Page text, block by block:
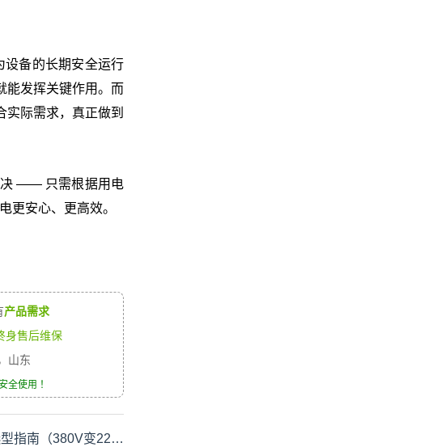
设备的长期安全运行
能发挥关键作用。而
际需求，真正做到
决 —— 只需根据用电
更安心、更高效。
产品需求
身售后维保
山东
使用 ！
指南（380V变22…